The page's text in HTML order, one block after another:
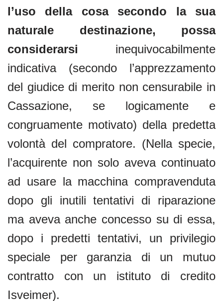
l’uso della cosa secondo la sua
naturale destinazione, possa
considerarsi inequivocabilmente
indicativa (secondo l’apprezzamento
del giudice di merito non censurabile in
Cassazione, se logicamente e
congruamente motivato) della predetta
volontà del compratore. (Nella specie,
l’acquirente non solo aveva continuato
ad usare la macchina compravenduta
dopo gli inutili tentativi di riparazione
ma aveva anche concesso su di essa,
dopo i predetti tentativi, un privilegio
speciale per garanzia di un mutuo
contratto con un istituto di credito
Isveimer).